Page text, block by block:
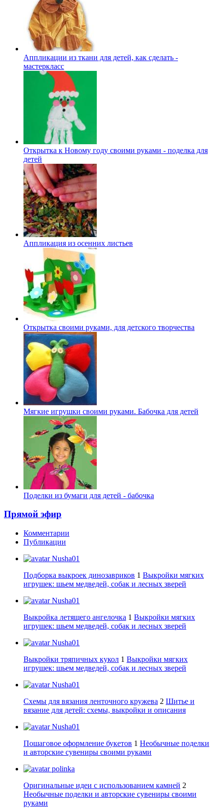
Аппликации из ткани для детей, как сделать -
мастеркласс
Открытка к Новому году своими руками - поделка для
детей
Аппликация из осенних листьев
Открытка своими руками, для детского творчества
Мягкие игрушки своими руками. Бабочка для детей
Поделки из бумаги для детей - бабочка
Прямой эфир
Комментарии
Публикации
Nusha01
Подборка выкроек динозавриков 1 Выкройки мягких
игрушек: шьем медведей, собак и лесных зверей
Nusha01
Выкройка летящего ангелочка 1 Выкройки мягких
игрушек: шьем медведей, собак и лесных зверей
Nusha01
Выкройки тряпичных кукол 1 Выкройки мягких
игрушек: шьем медведей, собак и лесных зверей
Nusha01
Схемы для вязания ленточного кружева 2 Шитье и
вязание для детей: схемы, выкройки и описания
Nusha01
Пошаговое оформление букетов 1 Необычные поделки
и авторские сувениры своими руками
polinka
Оригинальные идеи с использованием камней 2
Необычные поделки и авторские сувениры своими
руками